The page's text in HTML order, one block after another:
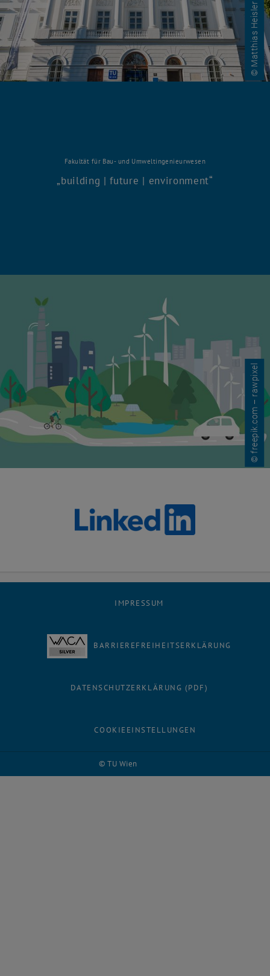
© Matthias Heisler
Fakultät für Bau- und Umweltingenieurwesen
building | future | environment
© freepik.com – rawpixel
© TU Wien
IMPRESSUM
BARRIEREFREIHEITSERKLÄRUNG
DATENSCHUTZERKLÄRUNG (PDF)
COOKIEEINSTELLUNGEN